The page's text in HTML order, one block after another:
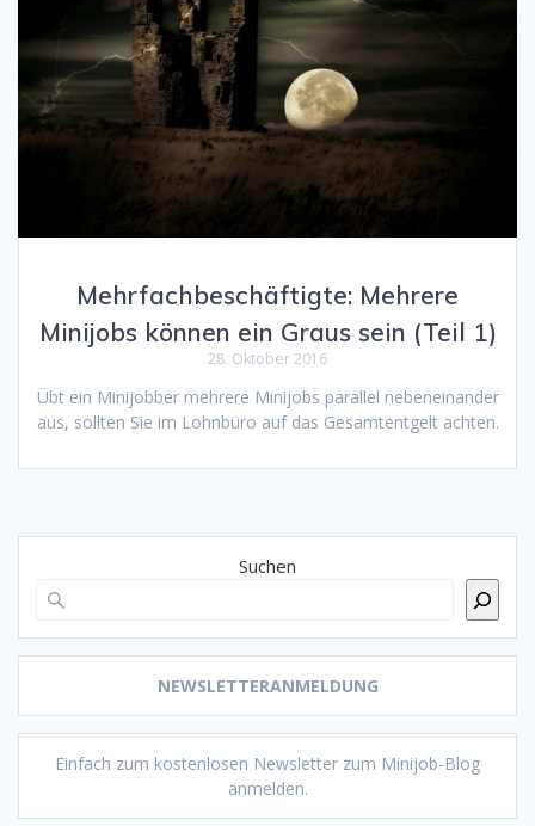
Mehrfachbeschäftigte: Mehrere
Minijobs können ein Graus sein (Teil 1)
28. Oktober 2016
Übt ein Minijobber mehrere Minijobs parallel nebeneinander
aus, sollten Sie im Lohnbüro auf das Gesamtentgelt achten.
Suchen
NEWSLETTERANMELDUNG
Einfach zum kostenlosen Newsletter zum Minijob-Blog
anmelden.